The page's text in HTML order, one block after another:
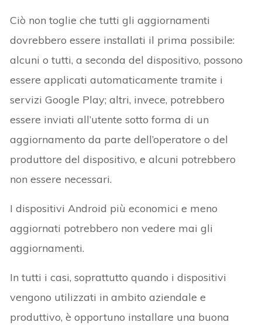
Ciò non toglie che tutti gli aggiornamenti
dovrebbero essere installati il prima possibile:
alcuni o tutti, a seconda del dispositivo, possono
essere applicati automaticamente tramite i
servizi Google Play; altri, invece, potrebbero
essere inviati all’utente sotto forma di un
aggiornamento da parte dell’operatore o del
produttore del dispositivo, e alcuni potrebbero
non essere necessari.
I dispositivi Android più economici e meno
aggiornati potrebbero non vedere mai gli
aggiornamenti.
In tutti i casi, soprattutto quando i dispositivi
vengono utilizzati in ambito aziendale e
produttivo, è opportuno installare una buona